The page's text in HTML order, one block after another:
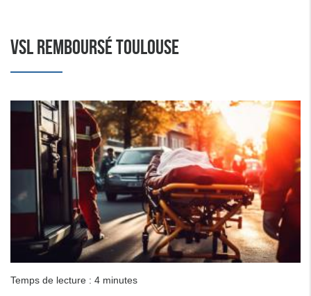
VSL REMBOURSÉ TOULOUSE
Temps de lecture : 4 minutes